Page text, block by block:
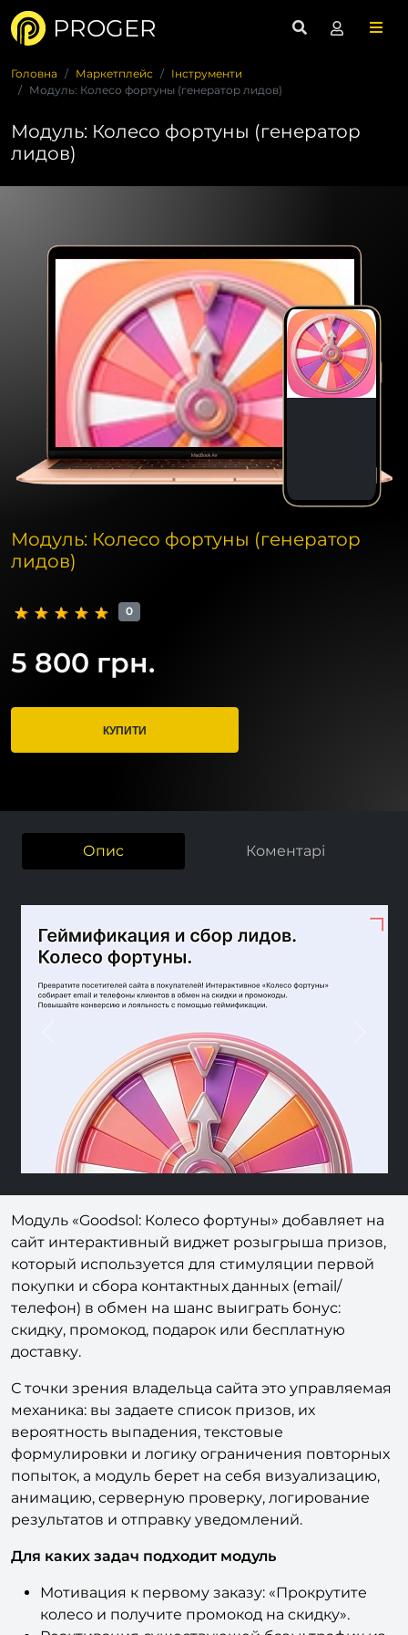
PROGER
Головна Маркетплейс
Інструменти
Модуль: Колесо фортуны (генератор лидов)
Модуль: Колесо фортуны (генератор
лидов)
Модуль: Колесо фортуны (генератор
лидов)
0
5 800 грн.
КУПИТИ
Опис Коментарі
Модуль «Goodsol: Колесо фортуны» добавляет на
сайт интерактивный виджет розыгрыша призов,
который используется для стимуляции первой
покупки и сбора контактных данных (email/
телефон) в обмен на шанс выиграть бонус:
скидку, промокод, подарок или бесплатную
доставку.
С точки зрения владельца сайта это управляемая
механика: вы задаете список призов, их
вероятность выпадения, текстовые
формулировки и логику ограничения повторных
попыток, а модуль берет на себя визуализацию,
анимацию, серверную проверку, логирование
результатов и отправку уведомлений.
Для каких задач подходит модуль
Мотивация к первому заказу: «Прокрутите
колесо и получите промокод на скидку».